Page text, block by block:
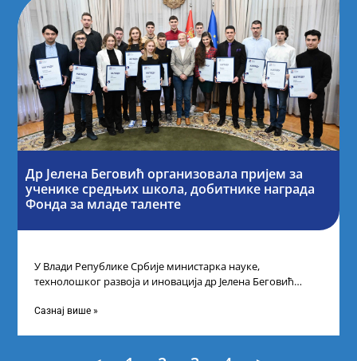
Др Јелена Беговић организовала пријем за
ученике средњих школа, добитнике награда
Фонда за младе таленте
У Влади Републике Србије министарка науке,
технолошког развоја и иновација др Јелена Беговић
Сазнај више »